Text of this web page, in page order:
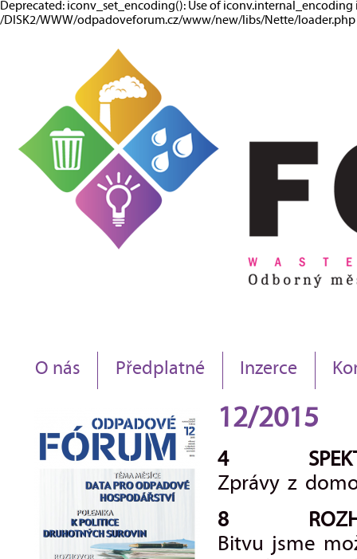
Deprecated: iconv_set_encoding(): Use of iconv.internal_encoding
/DISK2/WWW/odpadoveforum.cz/www/new/libs/Nette/loader.php
O nás Předplatné Inzerce
12/2015
4
Zprávy z
8
Bitvu jsme